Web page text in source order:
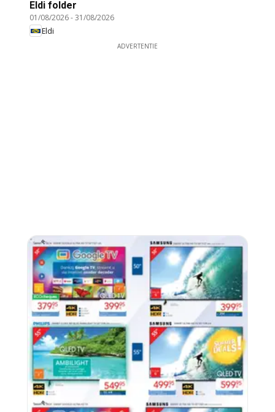
Eldi folder
01/08/2026-31/08/2026
Eldi
ADVERTENTIE